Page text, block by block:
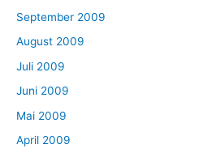
September 2009
August 2009
Juli 2009
Juni 2009
Mai 2009
April 2009